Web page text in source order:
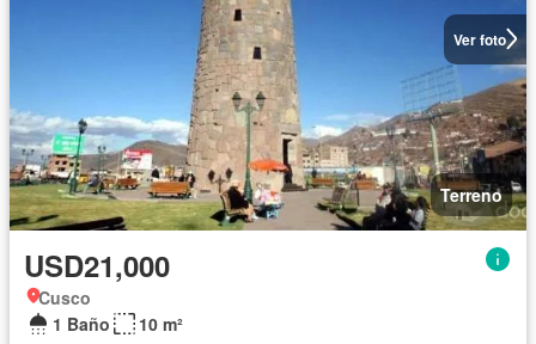
Ver foto
Terreno
USD21,000
Cusco
1 Baño
10 m²